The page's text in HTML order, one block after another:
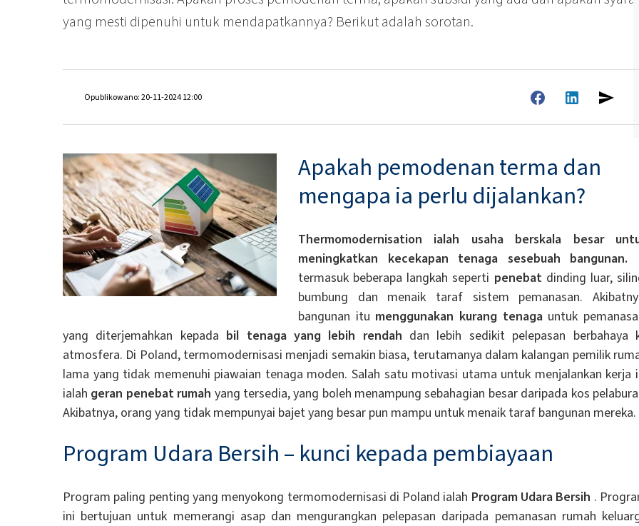
yang mesti dipenuhi untuk mendapatkannya? Berikut adalah sorotan.
Opublikowano: 20-11-2024 12:00
Apakah pemodenan terma dan
mengapa ia perlu dijalankan?
Thermomodernisation ialah usaha berskala besar
meningkatkan kecekapan tenaga sesebuah bangunan.
termasuk beberapa langkah seperti penebatdinding luar,
bumbung dan menaik taraf sistem pemanasan.
bangunan itu menggunakan kurang tenagauntuk
yang diterjemahkan kepada bil tenaga yang lebih rendah dan lebih sedikit pelepasan berbahaya
atmosfera. Di Poland, termomodernisasi menjadi semakin biasa, terutamanya dalam kalangan pemilik
lama yang tidak memenuhi piawaian tenaga moden. Salah satu motivasi utama untuk menjalankan kerja
ialah geran penebat rumah yang tersedia, yang boleh menampung sebahagian besar daripada kos
Akibatnya, orang yang tidak mempunyai bajet yang besar pun mampu untuk menaik taraf bangunan mereka.
Program Udara Bersih – kunci kepada pembiayaan
Program paling penting yang menyokong termomodernisasi di Poland ialah Program Udara Bersih .
ini bertujuan untuk memerangi asap dan mengurangkan pelepasan daripada pemanasan rumah